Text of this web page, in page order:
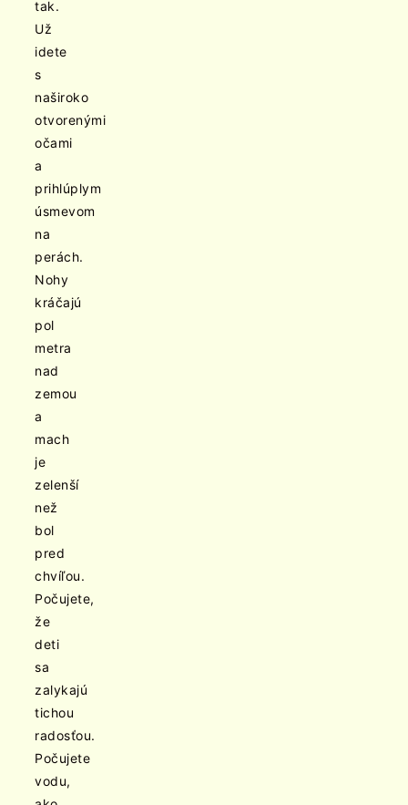
tak.
Už
idete
s
naširoko
otvorenými
očami
a
prihlúplym
úsmevom
na
perách.
Nohy
kráčajú
pol
metra
nad
zemou
a
mach
je
zelenší
než
bol
pred
chvíľou.
Počujete,
že
deti
sa
zalykajú
tichou
radosťou.
Počujete
vodu,